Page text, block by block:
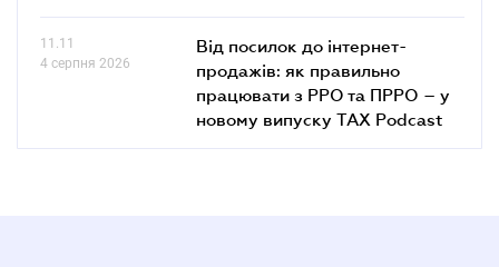
11.11
4 серпня 2026
Від посилок до інтернет-
продажів: як правильно
працювати з РРО та ПРРО – у
новому випуску TAX Podcast